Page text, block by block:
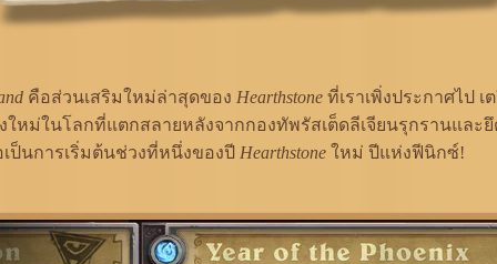
คือส่วนเสริมใหม่ล่าสุดของ Hearthstone ที่เราเพิ่งประกาศไป
ใหม่ในโลกที่แตกสลายหลังจากกองทัพรัสเต็ดลีเจียนรุกรานและ
ป็นการเริ่มต้นช่วงที่หนึ่งของปี Hearthstone ใหม่ ปีแห่งฟีนิกซ์!